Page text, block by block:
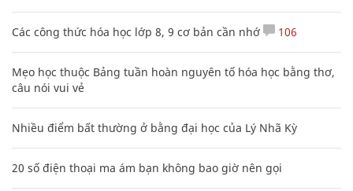
Các công thức hóa học lớp 8, 9 cơ bản cần nhớ 106
Mẹo học thuộc Bảng tuần hoàn nguyên tố hóa học bằng thơ,
câu nói vui vẻ
Nhiều điểm bất thường ở bằng đại học của Lý Nhã Kỳ
20 số điện thoại ma ám bạn không bao giờ nên gọi